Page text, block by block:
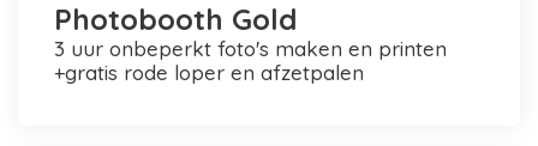
Photobooth Gold
3 uur onbeperkt foto's maken en printen
+gratis rode loper en afzetpalen